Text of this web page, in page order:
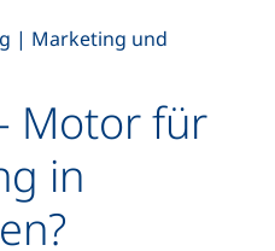
Motor für
in
| Marketing und